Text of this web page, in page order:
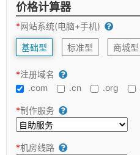
价格计算器
*网站系统(电脑+手机)
基础型 标准型 商城型
*注册域名
.com
.cn .org
*制作服务
*机房线路